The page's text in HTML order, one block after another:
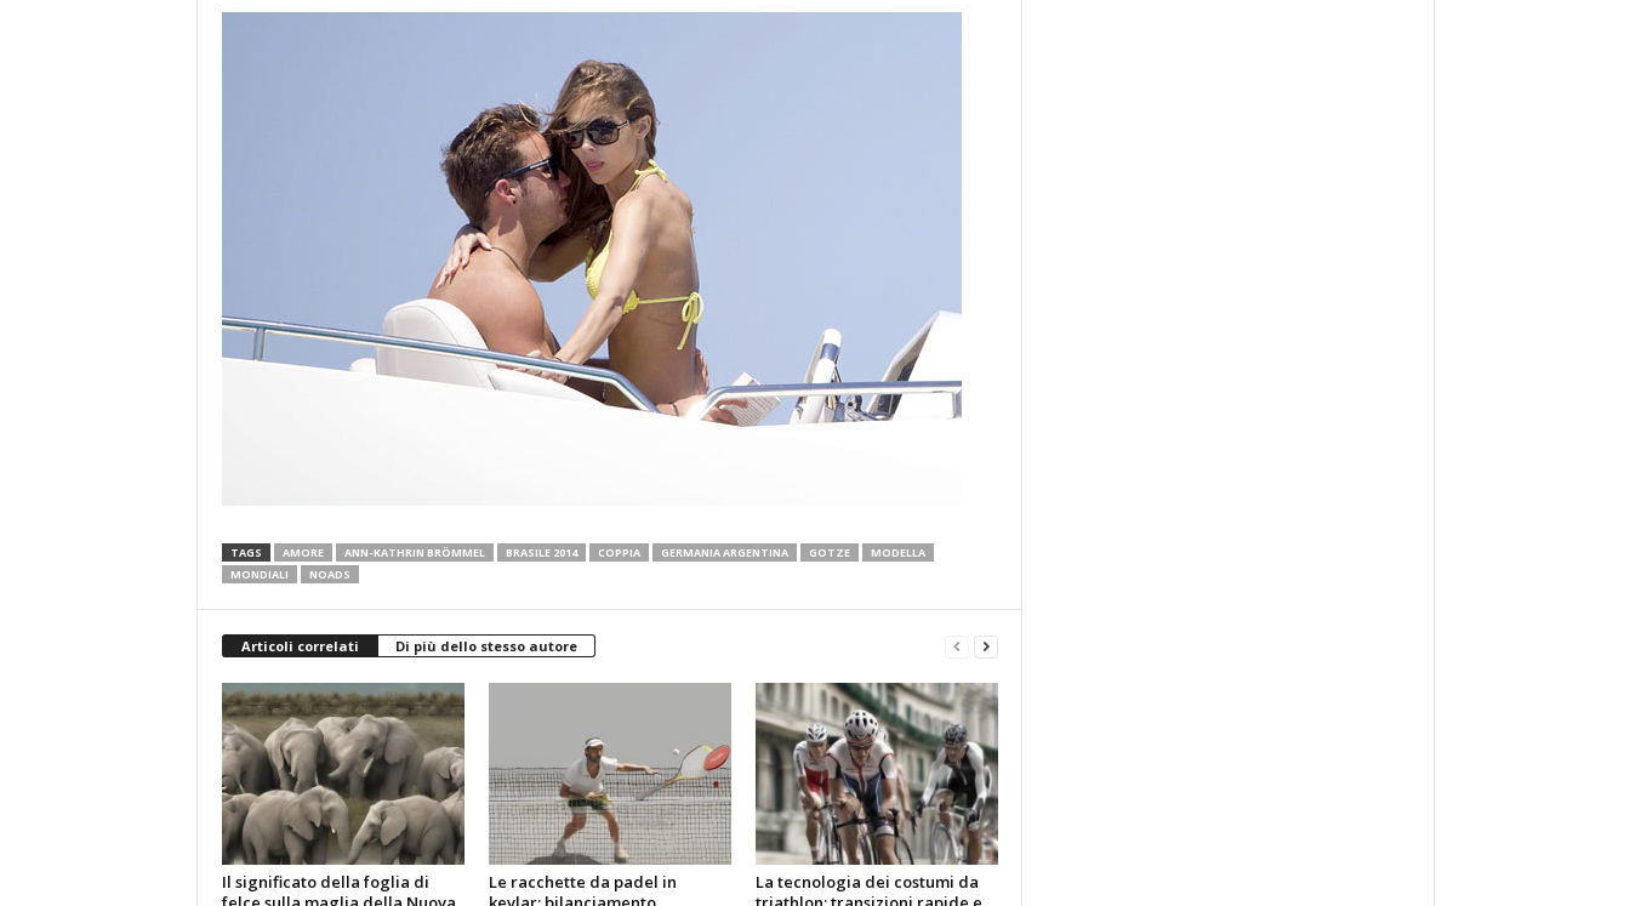
TAGS AMORE ANN-KATHRIN BRÖMMEL BRASILE 2014 COPPIA GERMANIA ARGENTINA GOTZE
MODELLA
MONDIALI
NOADS
Articoli correlati Di più dello stesso autore
Il significato della foglia di
Le racchette da padel in
La tecnologia dei costumi da